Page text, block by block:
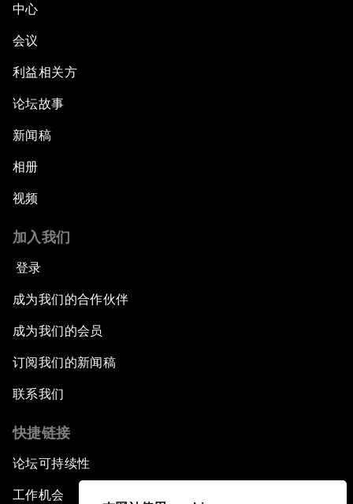
中心
会议
利益相关方
论坛故事
新闻稿
相册
视频
加入我们
登录
成为我们的合作伙伴
成为我们的会员
订阅我们的新闻稿
联系我们
快捷链接
论坛可持续性
工作机会